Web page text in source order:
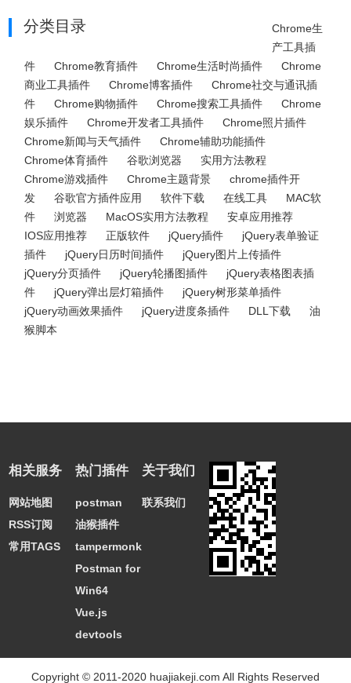
分类目录
Chrome生
产工具插
件
Chrome教育插件 Chrome生活时尚插件
Chrome
商业工具插件
Chrome博客插件
Chrome社交与通讯插
件
Chrome购物插件 Chrome搜索工具插件
Chrome
娱乐插件
Chrome开发者工具插件
Chrome照片插件
Chrome新闻与天气插件
Chrome辅助功能插件
Chrome体育插件
谷歌浏览器
实用方法教程
Chrome游戏插件
Chrome主题背景
chrome插件开
发
谷歌官方插件应用 软件下载 在线工具
MAC软
件
浏览器 MacOS实用方法教程
安卓应用推荐
IOS应用推荐
正版软件 jQuery插件
jQuery表单验证
插件
jQuery日历时间插件
jQuery图片上传插件
jQuery分页插件
jQuery轮播图插件
jQuery表格图表插
件
jQuery弹出层灯箱插件
jQuery树形菜单插件
jQuery动画效果插件
jQuery进度条插件 DLL下载
油
猴脚本
相关服务
网站地图
RSS订阅
常用TAGS
热门插件
postman
油猴插件
tampermonkey
Postman for
Win64
Vue.js
devtools
关于我们
联系我们
Copyright © 2011-2020 huajiakeji.com All Rights Reserved